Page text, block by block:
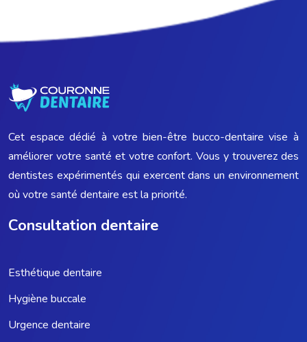
Cet espace dédié à votre bien-être bucco-dentaire vise à
améliorer votre santé et votre confort. Vous y trouverez des
dentistes expérimentés qui exercent dans un environnement
où votre santé dentaire est la priorité.
Consultation dentaire
Esthétique dentaire
Hygiène buccale
Urgence dentaire